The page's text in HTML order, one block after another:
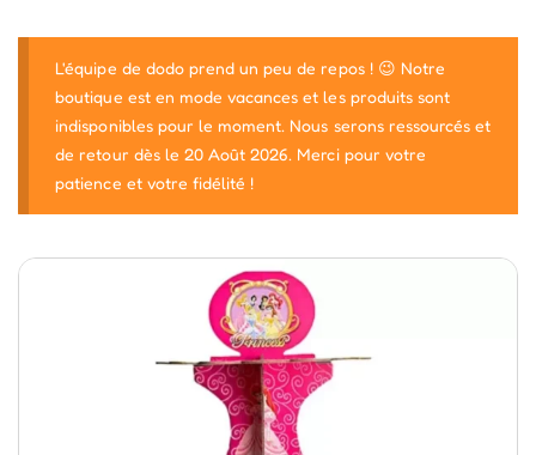
L'équipe de dodo prend un peu de repos ! 😉 Notre
boutique est en mode vacances et les produits sont
indisponibles pour le moment. Nous serons ressourcés et
de retour dès le 20 Août 2026. Merci pour votre
patience et votre fidélité !